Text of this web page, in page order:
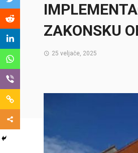
ZAKONSKU
25 veljače, 2025